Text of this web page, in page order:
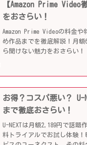
【Amazon Prime
をおさらい！
Amazon Prime Videoの料金
め作品までを徹底解説！月
ら聞けない魅力をおさらい！
お得？コスパ悪い？ U-
まで徹底おさらい！
U-NEXTは月額2,189円で話
料トライアルでお試し体験